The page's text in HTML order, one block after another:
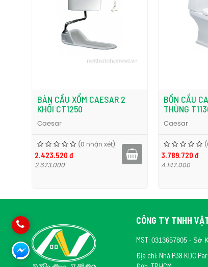
+ Xả nhanh- Mạnh- Sạch hơn
+ Giảm tiếng ồn- Chống tóe nước- Thân thiện với môi
Bản vẽ kỹ thuật bồn cầu Caesar CD1325 thùng T1225
BỒN CẦU CAESAR CD1530
THÙNG T1130 NẮP ÊM
Caesar
(0 nhận xét)
3.789.720 đ
4.147.000
BỒN CẦU
THÙNG
ÊM
2.245.320 đ
CÔNG TY TNHH
MST: 0313657805 - Sở
Địa chỉ: Nhà P38 KDC